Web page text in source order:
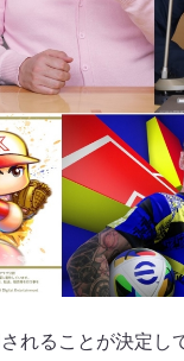
れることが決定し